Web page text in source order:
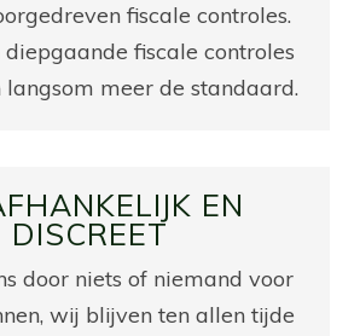
fiscale controles.
diepgaande fiscale controles
meer de standaard.
EN
DISCREET
door niets of niemand voor
wij blijven ten allen tijde